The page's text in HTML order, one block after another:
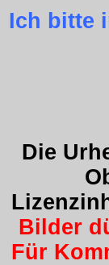
Ich bitte
Die
Bilder
Für